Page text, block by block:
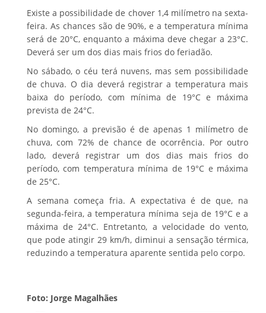
Existe a possibilidade de chover 1,4 milímetro na sexta-
feira. As chances são de 90%, e a temperatura mínima
será de 20°C, enquanto a máxima deve chegar a 23°C.
Deverá ser um dos dias mais frios do feriadão.
No sábado, o céu terá nuvens, mas sem possibilidade
de chuva. O dia deverá registrar a temperatura mais
baixa do período, com mínima de 19°C e máxima
prevista de 24°C.
No domingo, a previsão é de apenas 1 milímetro de
chuva, com 72% de chance de ocorrência. Por outro
lado, deverá registrar um dos dias mais frios do
período, com temperatura mínima de 19°C e máxima
de 25°C.
A semana começa fria. A expectativa é de que, na
segunda-feira, a temperatura mínima seja de 19°C e a
máxima de 24°C. Entretanto, a velocidade do vento,
que pode atingir 29 km/h, diminui a sensação térmica,
reduzindo a temperatura aparente sentida pelo corpo.
Foto: Jorge Magalhães